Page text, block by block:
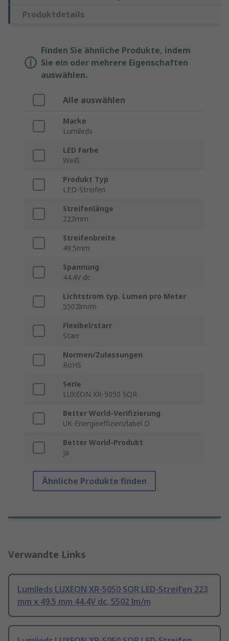
Produktdetails
Finden Sie ähnliche Produkte, indem
Sie ein oder mehrere Eigenschaften
auswählen.
Alle auswählen
Marke
Lumileds
LED Farbe
Weiß
Produkt Typ
LED-Streifen
Streifenlänge
223mm
Streifenbreite
49.5mm
Spannung
44.4V dc
Lichtstrom typ. Lumen pro Meter
5502lm/m
Flexibel/starr
Starr
Normen/Zulassungen
RoHS
Serie
LUXEON XR-5050 SQR
Better World-Verifizierung
UK-Energieeffizienzlabel D
Better World-Produkt
Ja
Ähnliche Produkte finden
Verwandte Links
Lumileds LUXEON XR-5050 SQR LED-Streifen 223
mm x 49.5 mm 44.4V dc, 5502 lm/m